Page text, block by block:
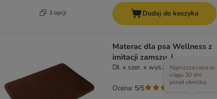
3 opcji Dodaj do koszyka
Materac dla psa Wellness z
imitacji zamszu, L
Dł. x szer. x wys.: 100 x 70 x 6 cm
Najniższa cena w
ciągu 30 dni
przed obniżką
Ocena: 5/5